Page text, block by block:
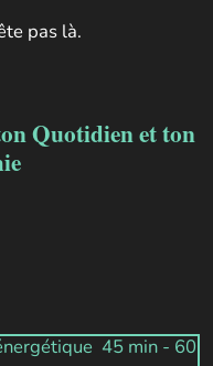
pas là.
Quotidien et ton
45 min - 60